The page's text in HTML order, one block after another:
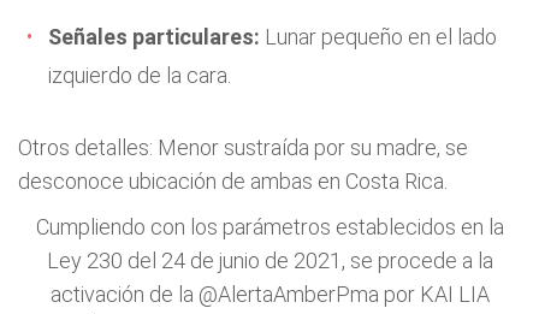
Señales particulares: Lunar pequeño en el lado
izquierdo de la cara.
Otros detalles: Menor sustraída por su madre, se
desconoce ubicación de ambas en Costa Rica.
Cumpliendo con los parámetros establecidos en la
Ley 230 del 24 de junio de 2021, se procede a la
activación de la @AlertaAmberPma por KAI LIA